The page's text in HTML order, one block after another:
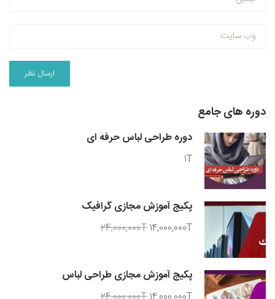
دوره های جامع
دوره طراحی لباس حرفه ای
1T
پکیج آموزش مجازی گرافیک
24,000,000T14,000,000T
پکیج آموزش مجازی طراحی لباس